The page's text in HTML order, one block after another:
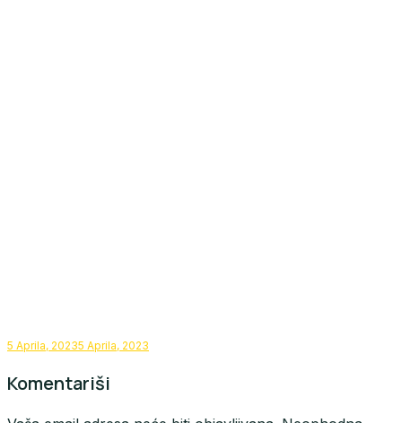
5 Aprila, 20235 Aprila, 2023
Komentariši